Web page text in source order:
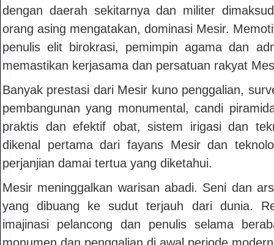
dengan daerah sekitarnya dan militer
orang asing mengatakan, dominasi Mesir.
penulis elit birokrasi, pemimpin agama dan
memastikan kerjasama dan persatuan rakyat
Banyak prestasi dari Mesir kuno penggalian,
pembangunan yang monumental, candi
praktis dan efektif obat, sistem irigasi dan
dikenal pertama dari fayans Mesir dan
perjanjian damai tertua yang diketahui.
Mesir meninggalkan warisan abadi. Seni dan
yang dibuang ke sudut terjauh dari dunia.
imajinasi pelancong dan penulis selama